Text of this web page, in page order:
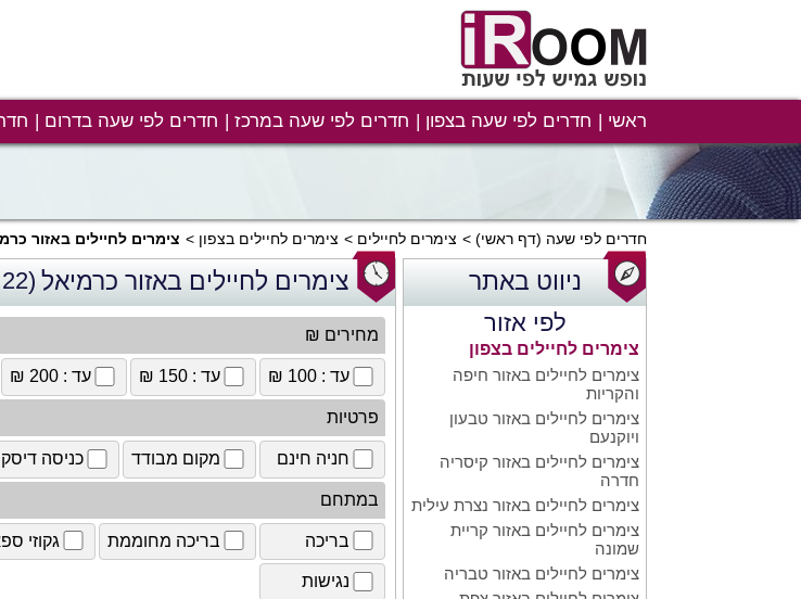
ראשי חדרים לפי שעה בצפון חדרים לפי שעה במרכז חדרים לפי שעה בדרום
חדרים לפי שעה (דף ראשי) צימרים לחיילים צימרים לחיילים בצפון צימרים לחיילים באזור
ניווט באתר
לפי אזור
צימרים לחיילים בצפון
צימרים לחיילים באזור חיפה
והקריות
צימרים לחיילים באזור טבעון
ויוקנעם
צימרים לחיילים באזור קיסריה
חדרה
צימרים לחיילים באזור נצרת עילית
צימרים לחיילים באזור קריית
שמונה
צימרים לחיילים באזור טבריה
צימרים לחיילים באזור כרמיאל (22 תוצאות)
מחירים ₪
עד : 100 ₪ עד : 150 ₪ עד : 200 ₪
פרטיות
חניה חינם מקום מבודד כניסה
במתחם
בריכה בריכה מחוממת גקוזי
נגישות